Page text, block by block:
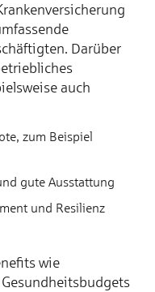
Darüber
auch
zum Beispiel
gute Ausstattung
und Resilienz
wie